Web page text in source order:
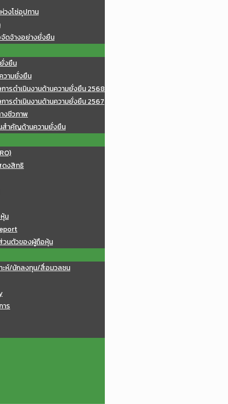
วงโซ่อุปทาน
ดจ้างอย่างยั่งยืน
งยืน
วามยั่งยืน
ารดำเนินงานด้านความยั่งยืน 2568
ารดำเนินงานด้านความยั่งยืน 2567
งชีวภาพ
สำคัญด้านความยั่งยืน
งสิทธิ
น
วนตัวของผู้ถือหุ้น
ะห์/นักลงทุน/สื่อมวลชน
าร